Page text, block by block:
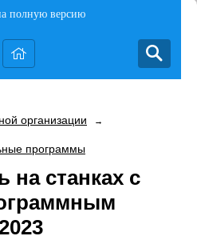
полную версию
организации →
программы
на станках с